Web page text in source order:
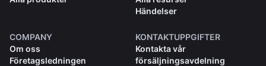
Händelser
COMPANY
Om oss
Företagsledningen
KONTAKTUPPGIFTER
Kontakta vår
försäljningsavdelning